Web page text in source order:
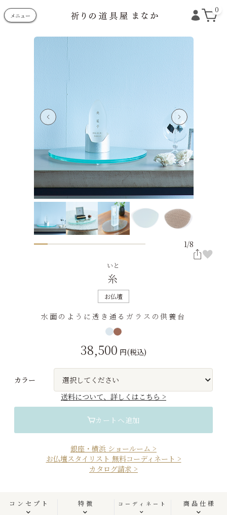
メニュー
0
1/8
いと
糸
お仏壇
水面のように透き通るガラスの供養台
38,500 円(税込)
カラー
選択してください
送料について、詳しくはこちら >
カートへ追加
銀座・横浜 ショールーム >
お仏壇スタイリスト 無料コーディネート >
カタログ請求 >
コンセプト 特徴 コーディネート 商品仕様